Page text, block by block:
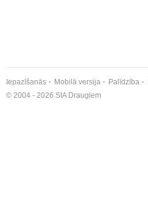
Iepazīšanās Mobilā versija Palīdzība
© 2004 - 2026 SIA Draugiem